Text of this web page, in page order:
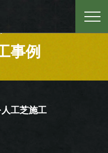
事例
工芝施工